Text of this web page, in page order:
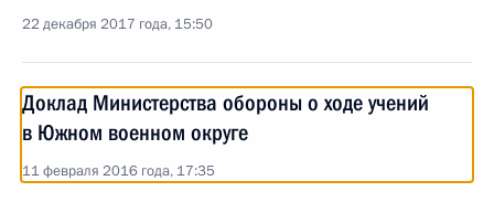
22 декабря 2017 года, 15:50
Доклад Министерства обороны о ходе учений
в Южном военном округе
11 февраля 2016 года, 17:35